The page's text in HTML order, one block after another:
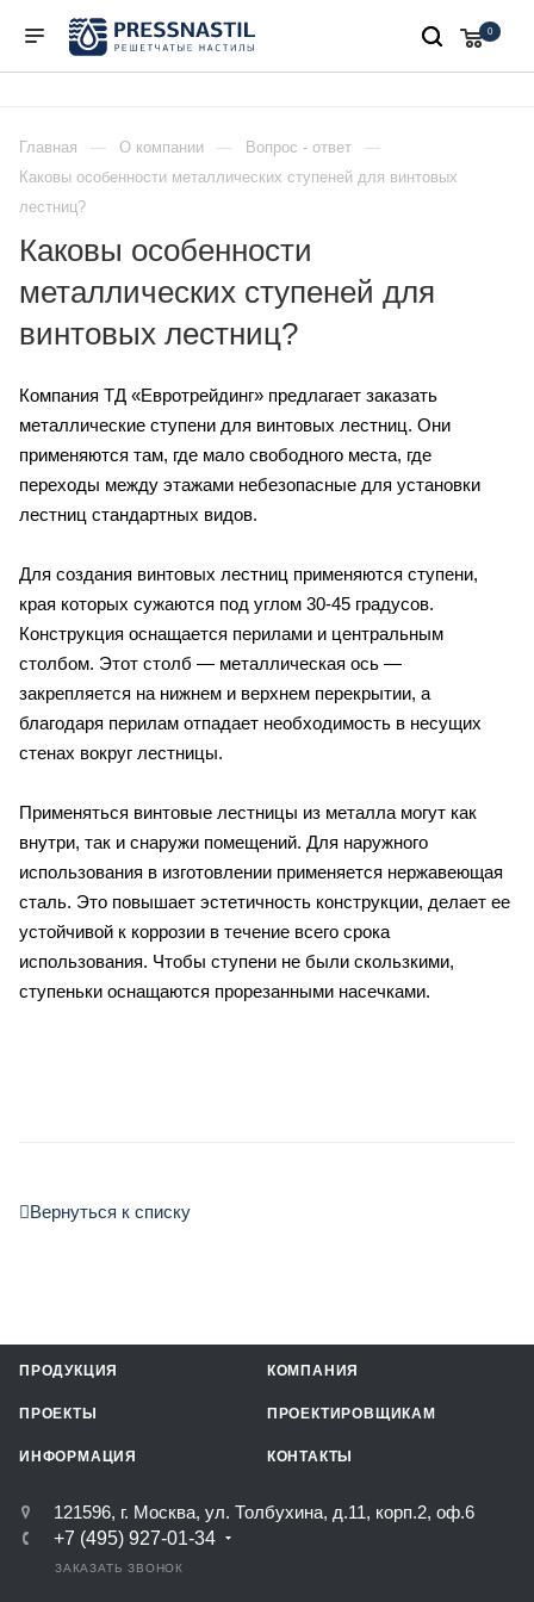
0
Главная О компании
Вопрос - ответ
Каковы особенности металлических ступеней для винтовых
лестниц?
Каковы особенности
металлических ступеней для
винтовых лестниц?
Компания ТД «Евротрейдинг» предлагает заказать
металлические ступени для винтовых лестниц. Они
применяются там, где мало свободного места, где
переходы между этажами небезопасные для установки
лестниц стандартных видов.
Для создания винтовых лестниц применяются ступени,
края которых сужаются под углом 30-45 градусов.
Конструкция оснащается перилами и центральным
столбом. Этот столб — металлическая ось —
закрепляется на нижнем и верхнем перекрытии, а
благодаря перилам отпадает необходимость в несущих
стенах вокруг лестницы.
Применяться винтовые лестницы из металла могут как
внутри, так и снаружи помещений. Для наружного
использования в изготовлении применяется нержавеющая
сталь. Это повышает эстетичность конструкции, делает ее
устойчивой к коррозии в течение всего срока
использования. Чтобы ступени не были скользкими,
ступеньки оснащаются прорезанными насечками.
Вернуться к списку
ПРОДУКЦИЯ КОМПАНИЯ
ПРОЕКТЫ ПРОЕКТИРОВЩИКАМ
ИНФОРМАЦИЯ КОНТАКТЫ
121596, г. Москва, ул. Толбухина, д.11, корп.2, оф.6
+7 (495) 927-01-34
ЗАКАЗАТЬ ЗВОНОК